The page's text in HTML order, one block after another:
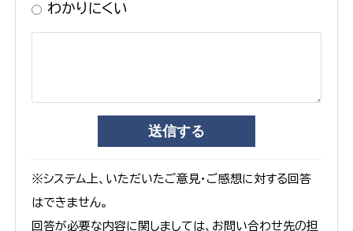
わかりにくい
※システム上、いただいたご意見・ご感想に対する回答
はできません。
回答が必要な内容に関しましては、お問い合わせ先の担